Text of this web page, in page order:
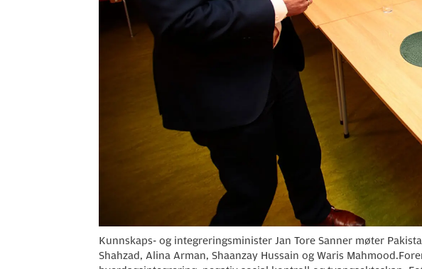
Kunnskaps- og integreringsminister Jan Tore Sanner møter
Shahzad, Alina Arman, Shaanzay Hussain og Waris